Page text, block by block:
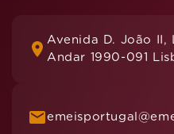
Avenida D. João II,
Andar 1990-091